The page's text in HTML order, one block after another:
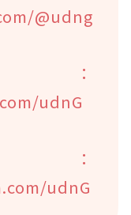
@udng
udnG
udnG